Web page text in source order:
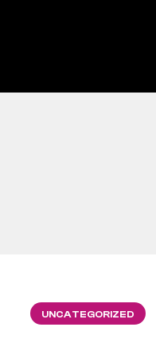
UNCATEGORIZED